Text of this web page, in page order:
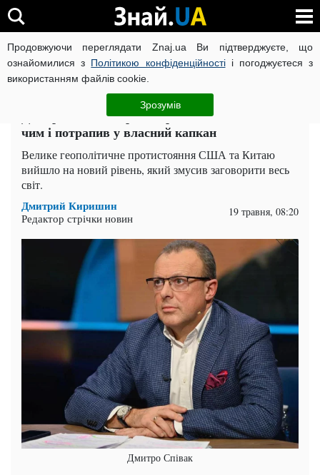
Продовжуючи переглядати Znaj.ua Ви підтверджуєте, що
ознайомилися з Політикою конфіденційностіі погоджуєтеся з
використанням файлів cookie.
Зрозумів
ВІЙНА РОСІЇ ПРОТИ УКРАЇНИ КОРОНАВІРУС В УКРАЇНІ
Політика ЧИТАТЬ НА РУССКОМ
Дмитро Співак: Трамп прилетів із Китаю ні з
чим і потрапив у власний капкан
Велике геополітичне протистояння США та Китаю
вийшло на новий рівень, який змусив заговорити весь
світ.
Дмитрий Киришин
Редактор стрічки новин 19 травня, 08:20
Дмитро Співак